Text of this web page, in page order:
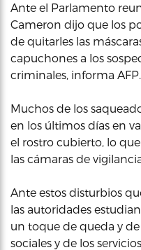
Ante el Parlamento
Cameron dijo que los
de quitarles las
capuchones a los
criminales, informa AFP.
Muchos de los
en los últimos días en
el rostro cubierto, lo
las cámaras de
Ante estos disturbios
las autoridades
un toque de queda y
sociales y de los